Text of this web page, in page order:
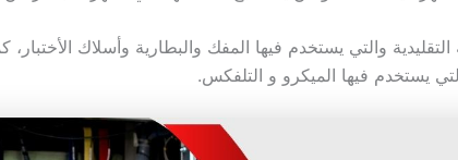
والتي يستخدم فيها المفك والبطارية وأسلاك الأختبار،
يستخدم فيها الميكرو و التلفكس.